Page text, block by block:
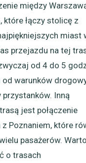
między
które łączy stolicę z
miast
przejazdu na tej
od 4 do 5
od warunków
przystanków. Inną
jest połączenie
z Poznaniem, które
pasażerów. Warto
o trasach